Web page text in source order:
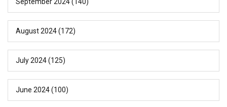
August 2024(172)
July 2024(125)
June 2024(100)